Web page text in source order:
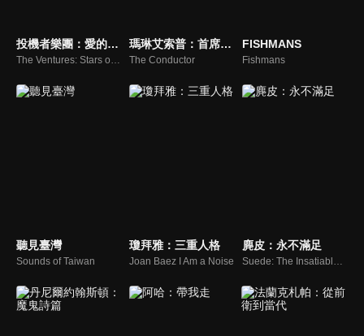
投機者樂團：愛的鼓勵
The Ventures: Stars on Guitars
瑪琳艾索普：首席女指揮
The Conductor
FISHMANS
Fishmans
聽見臺灣
Sounds of Taiwan
瓊拜雅：三重人格
Joan Baez I Am a Noise
麂皮：永不滿足
Suede: The Insatiable Ones